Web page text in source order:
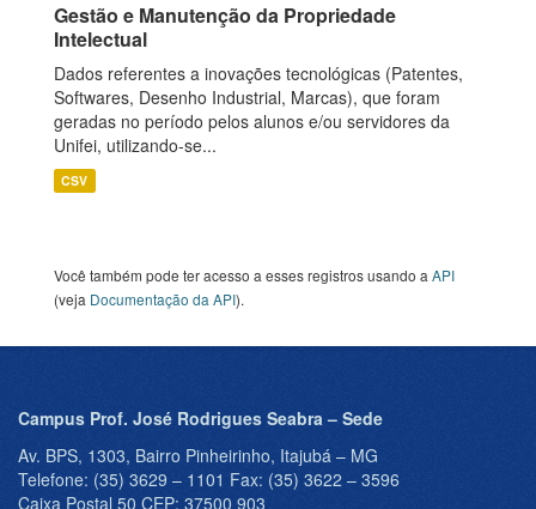
Gestão e Manutenção da Propriedade
Intelectual
Dados referentes a inovações tecnológicas (Patentes,
Softwares, Desenho Industrial, Marcas), que foram
geradas no período pelos alunos e/ou servidores da
Unifei, utilizando-se...
CSV
Você também pode ter acesso a esses registros usando a API
(veja Documentação da API).
Campus Prof. José Rodrigues Seabra – Sede
Av. BPS, 1303, Bairro Pinheirinho, Itajubá – MG
Telefone: (35) 3629 – 1101 Fax: (35) 3622 – 3596
Caixa Postal 50 CEP: 37500 903